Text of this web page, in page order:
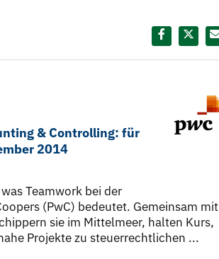
& Controlling: für
2014
Teamwork bei der
(PwC) bedeutet. Gemeinsam mit
sie im Mittelmeer, halten Kurs,
Projekte zu steuerrechtlichen ...